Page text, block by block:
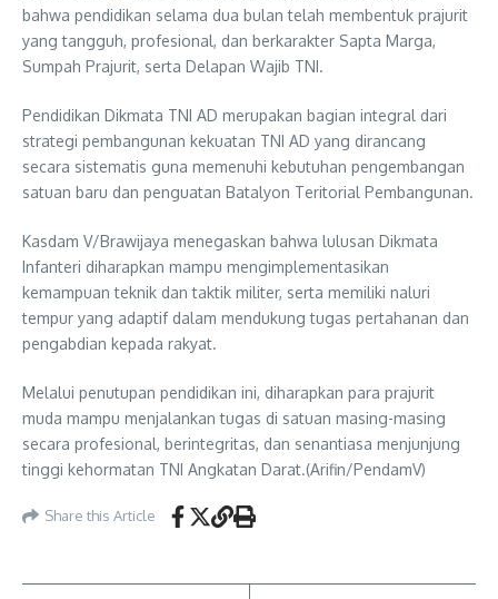
bahwa pendidikan selama dua bulan telah membentuk prajurit
yang tangguh, profesional, dan berkarakter Sapta Marga,
Sumpah Prajurit, serta Delapan Wajib TNI.
Pendidikan Dikmata TNI AD merupakan bagian integral dari
strategi pembangunan kekuatan TNI AD yang dirancang
secara sistematis guna memenuhi kebutuhan pengembangan
satuan baru dan penguatan Batalyon Teritorial Pembangunan.
Kasdam V/Brawijaya menegaskan bahwa lulusan Dikmata
Infanteri diharapkan mampu mengimplementasikan
kemampuan teknik dan taktik militer, serta memiliki naluri
tempur yang adaptif dalam mendukung tugas pertahanan dan
pengabdian kepada rakyat.
Melalui penutupan pendidikan ini, diharapkan para prajurit
muda mampu menjalankan tugas di satuan masing-masing
secara profesional, berintegritas, dan senantiasa menjunjung
tinggi kehormatan TNI Angkatan Darat.(Arifin/PendamV)
Share this Article